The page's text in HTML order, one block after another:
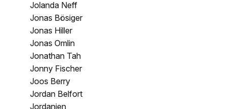
Jolanda Neff
Jonas Bösiger
Jonas Hiller
Jonas Omlin
Jonathan Tah
Jonny Fischer
Joos Berry
Jordan Belfort
Jordanien